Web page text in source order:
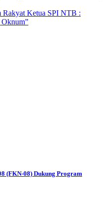
Rakyat Ketua SPI NTB :
Oknum”
(FKN-08) Dukung Program